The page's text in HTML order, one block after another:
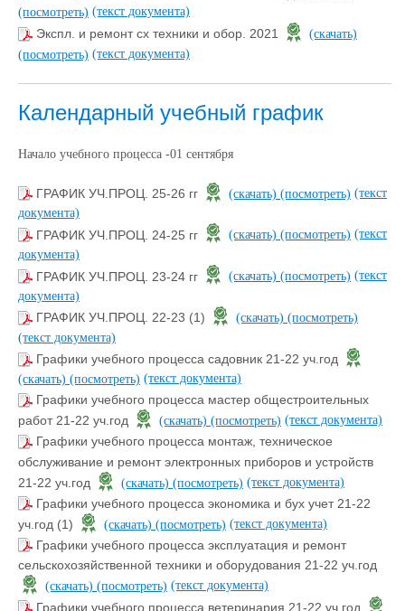
(посмотреть) (текст документа)
Экспл. и ремонт сх техники и обор. 2021
(скачать)
(посмотреть) (текст документа)
Календарный учебный график
Начало учебного процесса -01 сентября
ГРАФИК УЧ.ПРОЦ. 25-26 гг (скачать) (посмотреть) (текст
документа)
ГРАФИК УЧ.ПРОЦ. 24-25 гг (скачать) (посмотреть) (текст
документа)
ГРАФИК УЧ.ПРОЦ. 23-24 гг (скачать) (посмотреть) (текст
документа)
ГРАФИК УЧ.ПРОЦ. 22-23 (1) (скачать) (посмотреть)
(текст документа)
Графики учебного процесса садовник 21-22 уч.год
(скачать) (посмотреть) (текст документа)
Графики учебного процесса мастер общестроительных
работ 21-22 уч.год
(скачать) (посмотреть) (текст документа)
Графики учебного процесса монтаж, техническое
обслуживание и ремонт электронных приборов и устройств
21-22 уч.год
(скачать) (посмотреть) (текст документа)
Графики учебного процесса экономика и бух учет 21-22
уч.год (1)
(скачать) (посмотреть) (текст документа)
Графики учебного процесса эксплуатация и ремонт
сельскохозяйственной техники и оборудования 21-22 уч.год
(скачать) (посмотреть) (текст документа)
Графики учебного процесса ветеринария 21-22 уч.год